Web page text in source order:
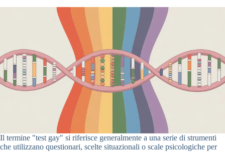
Il termine "test gay" si riferisce generalmente a una serie di strumenti
che utilizzano questionari, scelte situazionali o scale psicologiche per